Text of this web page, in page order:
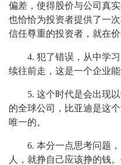
偏差，使得股价与公司真
也恰恰为投资者提供了一
信任尊重的投资者，就在价
4. 犯了错误，从中学
续往前走，这是一个企业
5. 这个时代是会出现
的全球公司，比亚迪是这
唯一的。
6. 本分一点思考问题
人，就挣自己应该挣的钱